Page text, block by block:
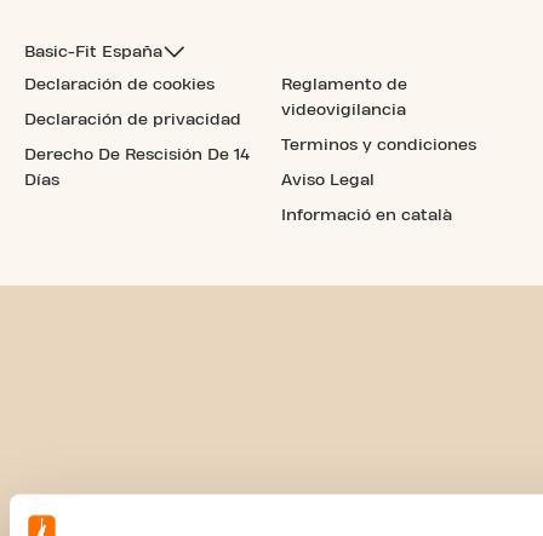
Basic-Fit España
Declaración de cookies
Declaración de privacidad
Derecho De Rescisión De 14
Días
Reglamento de
videovigilancia
Terminos y condiciones
Aviso Legal
Informació en català